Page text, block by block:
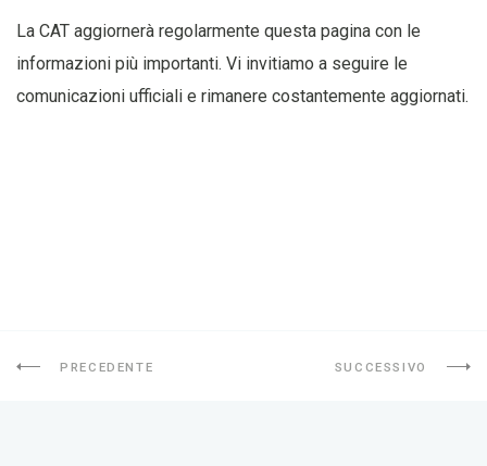
La CAT aggiornerà regolarmente questa pagina con le
informazioni più importanti. Vi invitiamo a seguire le
comunicazioni ufficiali e rimanere costantemente aggiornati.
PRECEDENTE SUCCESSIVO